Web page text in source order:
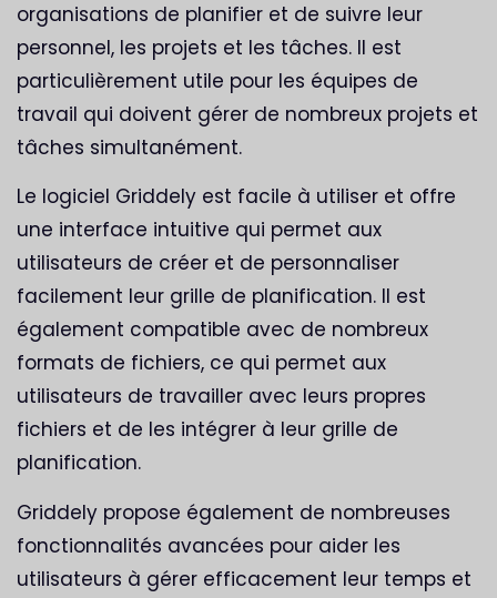
organisations de planifier et de suivre leur
personnel, les projets et les tâches. Il est
particulièrement utile pour les équipes de
travail qui doivent gérer de nombreux projets et
tâches simultanément.
Le logiciel Griddely est facile à utiliser et offre
une interface intuitive qui permet aux
utilisateurs de créer et de personnaliser
facilement leur grille de planification. Il est
également compatible avec de nombreux
formats de fichiers, ce qui permet aux
utilisateurs de travailler avec leurs propres
fichiers et de les intégrer à leur grille de
planification.
Griddely propose également de nombreuses
fonctionnalités avancées pour aider les
utilisateurs à gérer efficacement leur temps et